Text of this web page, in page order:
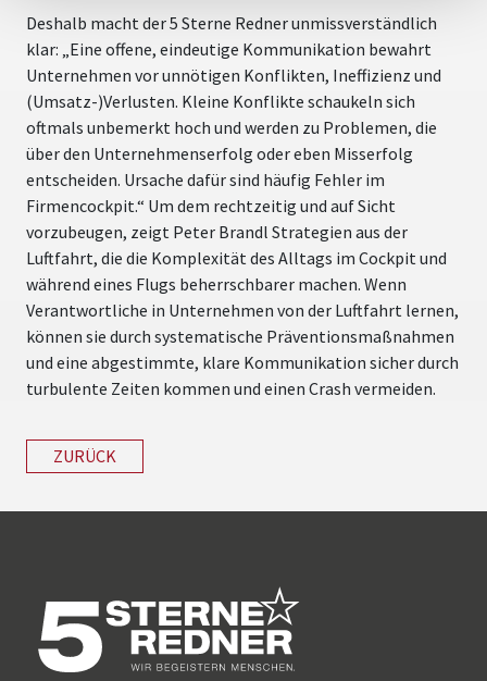
Deshalb macht der 5 Sterne Redner unmissverständlich
klar: „Eine offene, eindeutige Kommunikation bewahrt
Unternehmen vor unnötigen Konflikten, Ineffizienz und
(Umsatz-)Verlusten. Kleine Konflikte schaukeln sich
oftmals unbemerkt hoch und werden zu Problemen, die
über den Unternehmenserfolg oder eben Misserfolg
entscheiden. Ursache dafür sind häufig Fehler im
Firmencockpit.“ Um dem rechtzeitig und auf Sicht
vorzubeugen, zeigt Peter Brandl Strategien aus der
Luftfahrt, die die Komplexität des Alltags im Cockpit und
während eines Flugs beherrschbarer machen. Wenn
Verantwortliche in Unternehmen von der Luftfahrt lernen,
können sie durch systematische Präventionsmaßnahmen
und eine abgestimmte, klare Kommunikation sicher durch
turbulente Zeiten kommen und einen Crash vermeiden.
ZURÜCK